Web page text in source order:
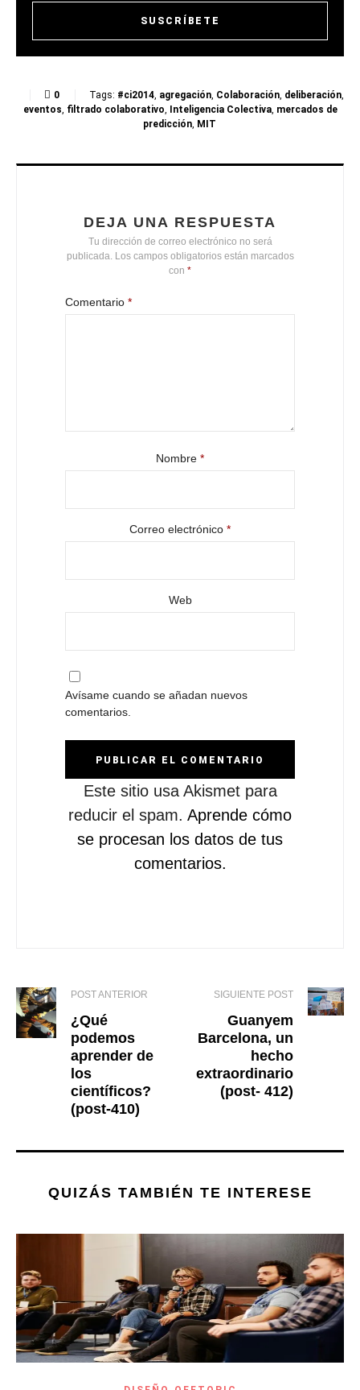
0 Tags: #ci2014, agregación, Colaboración, deliberación,
eventos, filtrado colaborativo, Inteligencia Colectiva, mercados de
predicción, MIT
DEJA UNA RESPUESTA
Tu dirección de correo electrónico no será
publicada. Los campos obligatorios están marcados
con *
Comentario *
Nombre *
Correo electrónico *
Web
Avísame cuando se añadan nuevos
comentarios.
Este sitio usa Akismet para
reducir el spam. Aprende cómo
se procesan los datos de tus
comentarios.
POST ANTERIOR
¿Qué
podemos
aprender de
los
científicos?
(post-410)
SIGUIENTE POST
Guanyem
Barcelona, un
hecho
extraordinario
(post- 412)
QUIZÁS TAMBIÉN TE INTERESE